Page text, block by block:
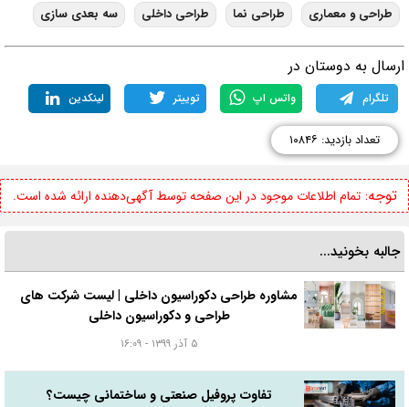
طراحی و معماری طراحی نما طراحی داخلی سه بعدی سازی
به دوستان در
تلگرام واتس اپ توییتر لینکدین
تعداد بازدید: ۱۰۸۴۶
توجه:تمام اطلاعات موجود در این صفحه توسط آگهی‌دهنده ارائه شده است.
جالبه بخونید...
مشاوره طراحی دکوراسیون داخلی | لیست شرکت های
طراحی و دکوراسیون داخلی
تفاوت پروفیل صنعتی و ساختمانی چیست؟